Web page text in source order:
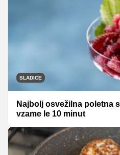
SLADICE
Najbolj osvežilna poletna
vzame le 10 minut